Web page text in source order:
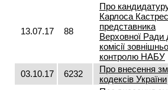
13.07.17 88
Про
Карлоса
представника
Верховної Ради
комісії
контролю НАБУ
03.10.17 6232
Про внесення
кодексів України